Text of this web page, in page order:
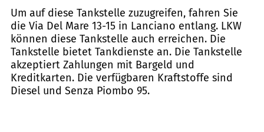
Um auf diese Tankstelle zuzugreifen, fahren Sie
die Via Del Mare 13-15 in Lanciano entlang. LKW
können diese Tankstelle auch erreichen. Die
Tankstelle bietet Tankdienste an. Die Tankstelle
akzeptiert Zahlungen mit Bargeld und
Kreditkarten. Die verfügbaren Kraftstoffe sind
Diesel und Senza Piombo 95.